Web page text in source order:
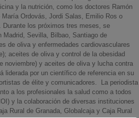
y la nutrición, como los doctores Ramón
Ordovás, Jordi Salas, Emilio Ros o
los próximos tres meses, se
Madrid, Sevilla, Bilbao, Santiago de
de oliva y enfermedades cardiovasculares
aceites de oliva y control de la obesidad
noviembre) y aceites de oliva y lucha contra
liderada por un científico de referencia en su
de élite y comunicadores. La periodista
a los profesionales la salud como a todos
y la colaboración de diversas instituciones
Rural de Granada, Globalcaja y Caja Rural